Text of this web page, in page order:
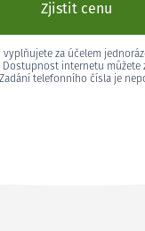
Zjistit cenu
za účelem
internetu můžete
telefonního čísla je